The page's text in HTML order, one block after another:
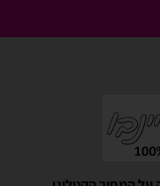
בלוני ריינבאו הפכו להיות